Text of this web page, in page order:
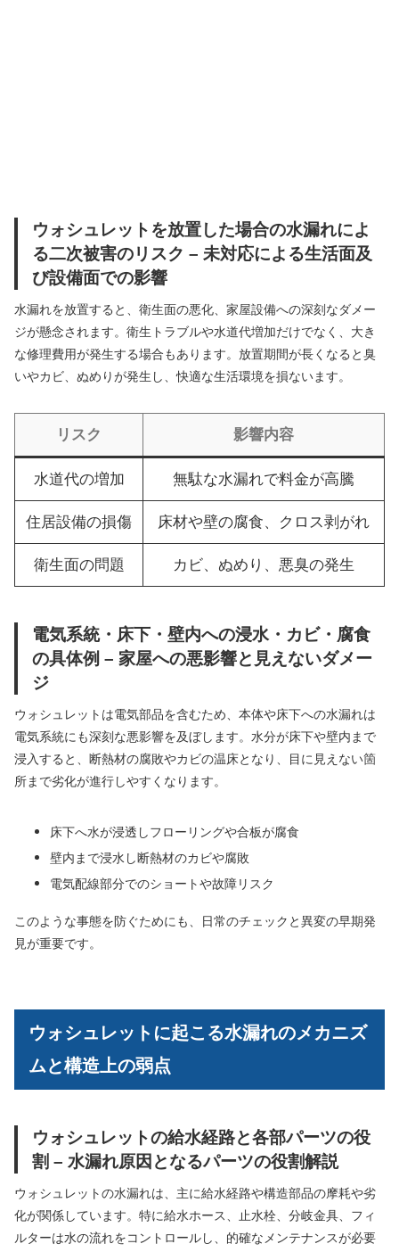
ウォシュレットを放置した場合の水漏れによ
る二次被害のリスク – 未対応による生活面及
び設備面での影響
水漏れを放置すると、衛生面の悪化、家屋設備への深刻なダメー
ジが懸念されます。衛生トラブルや水道代増加だけでなく、大き
な修理費用が発生する場合もあります。放置期間が長くなると臭
いやカビ、ぬめりが発生し、快適な生活環境を損ないます。
リスク 影響内容
水道代の増加 無駄な水漏れで料金が高騰
住居設備の損傷 床材や壁の腐食、クロス剥がれ
衛生面の問題 カビ、ぬめり、悪臭の発生
電気系統・床下・壁内への浸水・カビ・腐食
の具体例 – 家屋への悪影響と見えないダメー
ジ
ウォシュレットは電気部品を含むため、本体や床下への水漏れは
電気系統にも深刻な悪影響を及ぼします。水分が床下や壁内まで
浸入すると、断熱材の腐敗やカビの温床となり、目に見えない箇
所まで劣化が進行しやすくなります。
床下へ水が浸透しフローリングや合板が腐食
壁内まで浸水し断熱材のカビや腐敗
電気配線部分でのショートや故障リスク
このような事態を防ぐためにも、日常のチェックと異変の早期発
見が重要です。
ウォシュレットに起こる水漏れのメカニズ
ムと構造上の弱点
ウォシュレットの給水経路と各部パーツの役
割 – 水漏れ原因となるパーツの役割解説
ウォシュレットの水漏れは、主に給水経路や構造部品の摩耗や劣
化が関係しています。特に給水ホース、止水栓、分岐金具、フィ
ルターは水の流れをコントロールし、的確なメンテナンスが必要